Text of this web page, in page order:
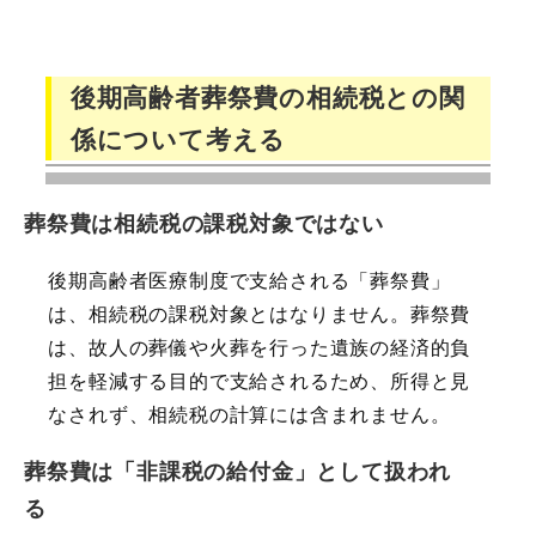
後期高齢者葬祭費の相続税との関
係について考える
葬祭費は相続税の課税対象ではない
後期高齢者医療制度で支給される「葬祭費」
は、相続税の課税対象とはなりません。葬祭費
は、故人の葬儀や火葬を行った遺族の経済的負
担を軽減する目的で支給されるため、所得と見
なされず、相続税の計算には含まれません。
葬祭費は「非課税の給付金」として扱われ
る